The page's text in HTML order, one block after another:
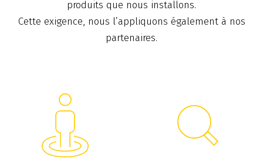
produits que nous installons.
Cette exigence, nous l’appliquons également à nos
partenaires.